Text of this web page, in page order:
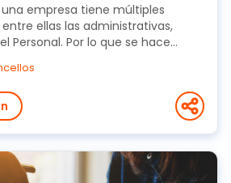
una empresa tiene múltiples
ellas las administrativas,
Personal. Por lo que se hace...